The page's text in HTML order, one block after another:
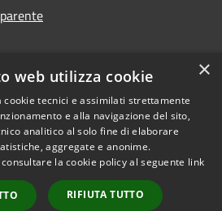
Copyright © 2026 • Comune di
Faleria • Powered by
Municipium•
Accesso
×
web utilizza cookie
cookie tecnici e assimilati strettamente
e alla navigazione del sito,
analitico al solo fine di elaborare
aggregate e anonime.
la cookie policy al seguente link
RIFIUTA TUTTO